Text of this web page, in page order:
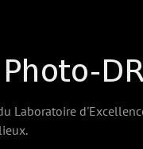
Laboratoire